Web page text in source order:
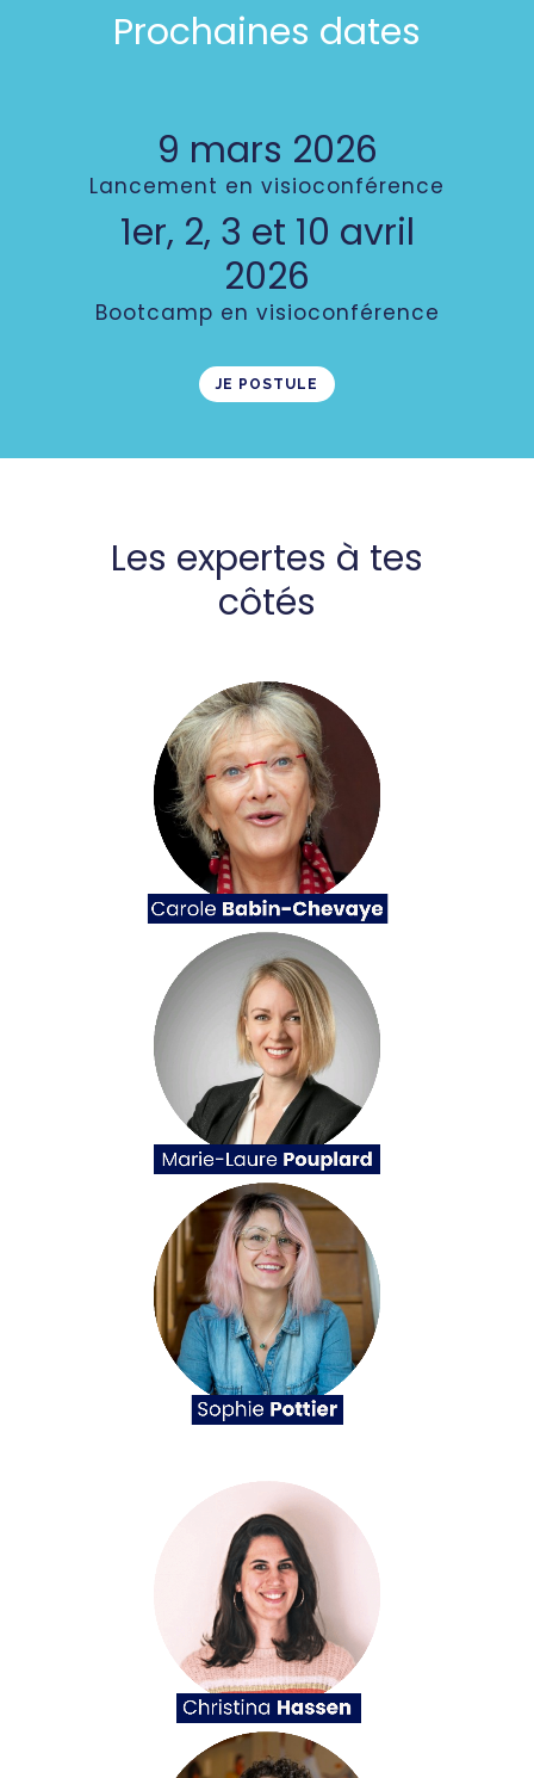
Prochaines dates
9 mars 2026
Lancement en visioconférence
1er, 2, 3 et 10 avril
2026
Bootcamp en visioconférence
JE POSTULE
Les expertes à tes
côtés